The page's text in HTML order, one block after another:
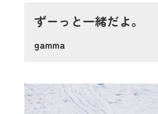
ずーっと一緒だよ。
gamma